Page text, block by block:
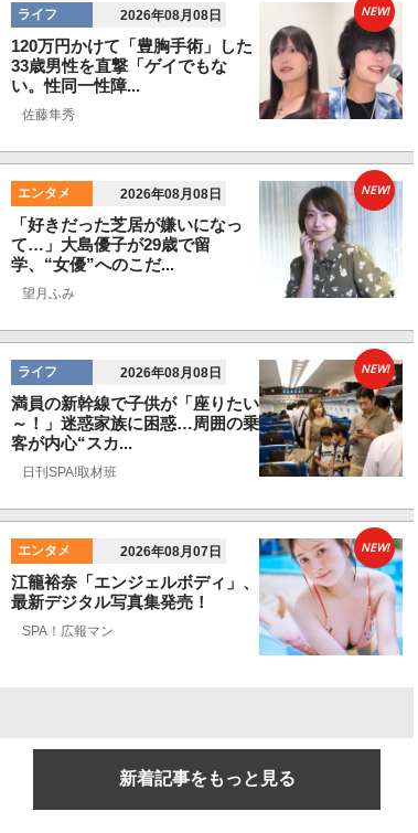
ライフ 2026年08月08日
120万円かけて「豊胸手術」した
33歳男性を直撃「ゲイでもな
い。性同一性障...
佐藤隼秀
NEW!
エンタメ 2026年08月08日
「好きだった芝居が嫌いになっ
て…」大島優子が29歳で留
学、“女優”へのこだ...
望月ふみ
NEW!
ライフ 2026年08月08日
満員の新幹線で子供が「座りたい
～！」迷惑家族に困惑…周囲の乗
客が内心“スカ...
日刊SPA!取材班
NEW!
エンタメ 2026年08月07日
江籠裕奈「エンジェルボディ」、
最新デジタル写真集発売！
SPA！広報マン
NEW!
新着記事をもっと見る